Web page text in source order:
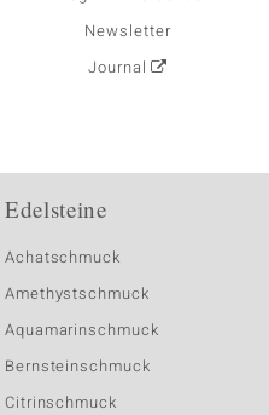
Newsletter
Journal
Edelsteine
Achatschmuck
Amethystschmuck
Aquamarinschmuck
Bernsteinschmuck
Citrinschmuck